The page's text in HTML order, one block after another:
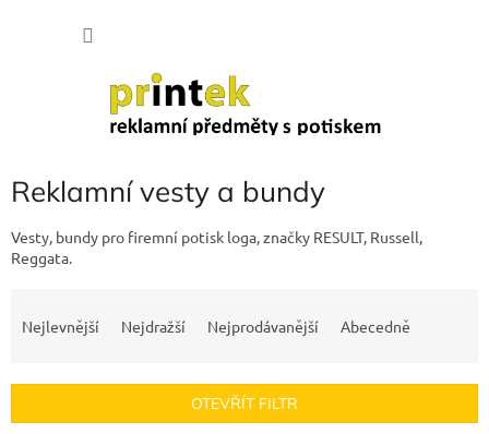
Reklamní vesty a bundy
Vesty, bundy pro firemní potisk loga, značky RESULT, Russell,
Reggata.
í
Nejlevnější Nejdražší Nejprodávanější Abecedně
OTEVŘÍT FILTR